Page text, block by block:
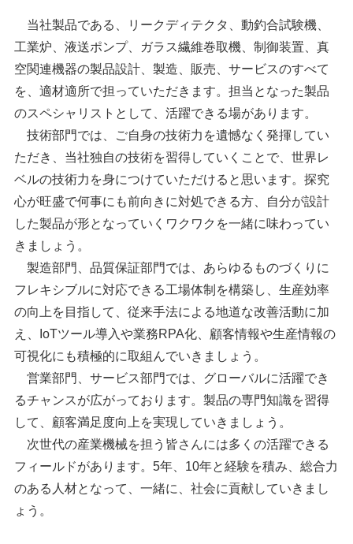
当社製品である、リークディテクタ、動釣合試験機、
工業炉、液送ポンプ、ガラス繊維巻取機、制御装置、真
空関連機器の製品設計、製造、販売、サービスのすべて
を、適材適所で担っていただきます。担当となった製品
のスペシャリストとして、活躍できる場があります。
技術部門では、ご自身の技術力を遺憾なく発揮してい
ただき、当社独自の技術を習得していくことで、世界レ
ベルの技術力を身につけていただけると思います。探究
心が旺盛で何事にも前向きに対処できる方、自分が設計
した製品が形となっていくワクワクを一緒に味わってい
きましょう。
製造部門、品質保証部門では、あらゆるものづくりに
フレキシブルに対応できる工場体制を構築し、生産効率
の向上を目指して、従来手法による地道な改善活動に加
え、IoTツール導入や業務RPA化、顧客情報や生産情報の
可視化にも積極的に取組んでいきましょう。
営業部門、サービス部門では、グローバルに活躍でき
るチャンスが広がっております。製品の専門知識を習得
して、顧客満足度向上を実現していきましょう。
次世代の産業機械を担う皆さんには多くの活躍できる
フィールドがあります。5年、10年と経験を積み、総合力
のある人材となって、一緒に、社会に貢献していきまし
ょう。